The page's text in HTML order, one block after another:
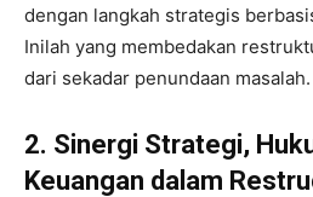
dengan langkah strategis
Inilah yang membedakan
dari sekadar penundaan masalah.
2. Sinergi Strategi,
Keuangan dalam